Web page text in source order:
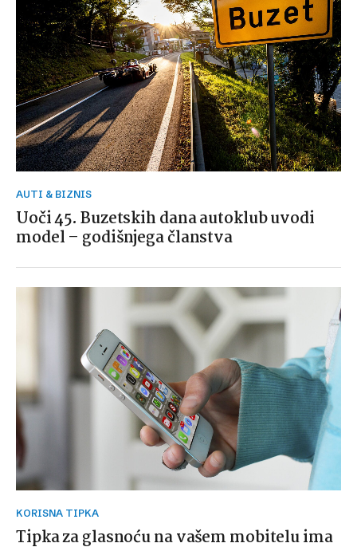
AUTI & BIZNIS
Uoči 45. Buzetskih dana autoklub uvodi
model – godišnjega članstva
KORISNA TIPKA
Tipka za glasnoću na vašem mobitelu ima